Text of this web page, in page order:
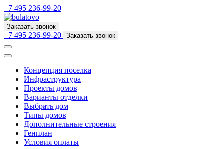
+7 495 236-99-20
Заказать звонок
+7 495 236-99-20 Заказать звонок
Концепция поселка
Инфраструктура
Проекты домов
Варианты отделки
Выбрать дом
Типы домов
Дополнительные строения
Генплан
Условия оплаты